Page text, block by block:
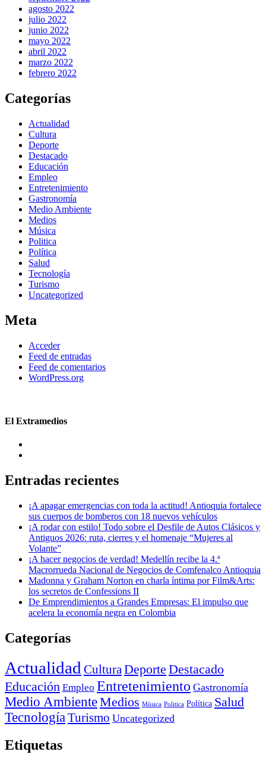
agosto 2022
julio 2022
junio 2022
mayo 2022
abril 2022
marzo 2022
febrero 2022
Categorías
Actualidad
Cultura
Deporte
Destacado
Educación
Empleo
Entretenimiento
Gastronomía
Medio Ambiente
Medios
Música
Politica
Política
Salud
Tecnología
Turismo
Uncategorized
Meta
Acceder
Feed de entradas
Feed de comentarios
WordPress.org
El Extramedios
Entradas recientes
¡A apagar emergencias con toda la actitud! Antioquia fortalece
sus cuerpos de bomberos con 18 nuevos vehículos
¡A rodar con estilo! Todo sobre el Desfile de Autos Clásicos y
Antiguos 2026: ruta, cierres y el homenaje “Mujeres al
Volante”
¡A hacer negocios de verdad! Medellín recibe la 4.ª
Macrorrueda Nacional de Negocios de Comfenalco Antioquia
Madonna y Graham Norton en charla íntima por Film&Arts:
los secretos de Confessions II
De Emprendimientos a Grandes Empresas: El impulso que
acelera la economía negra en Colombia
Categorías
Actualidad CulturaDeporte Destacado
Educación Empleo Entretenimiento Gastronomía
Medio AmbienteMedios Música Politica Política Salud
Tecnología Turismo Uncategorized
Etiquetas